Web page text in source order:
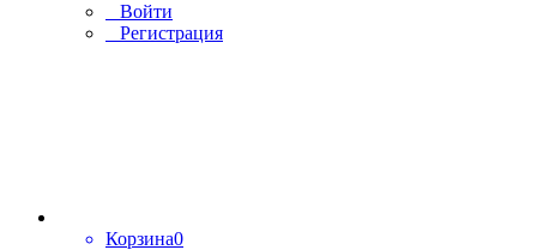
Войти
Регистрация
Корзина0